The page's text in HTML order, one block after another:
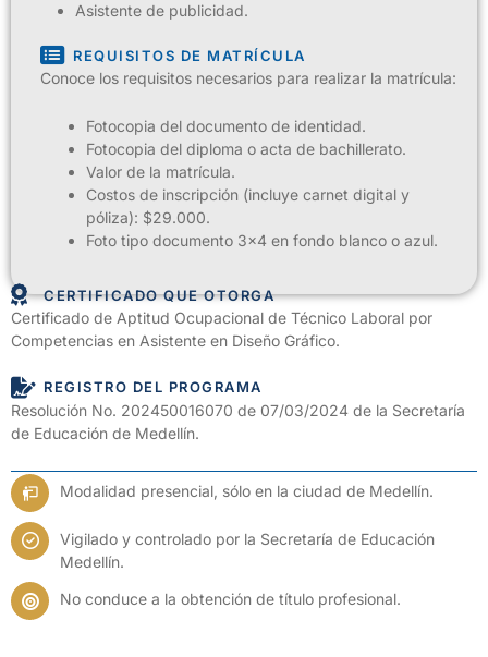
Asistente de publicidad.
REQUISITOS DE MATRÍCULA
Conoce los requisitos necesarios para realizar la matrícula:
Fotocopia del documento de identidad.
Fotocopia del diploma o acta de bachillerato.
Valor de la matrícula.
Costos de inscripción (incluye carnet digital y
póliza): $29.000.
Foto tipo documento 3×4 en fondo blanco o azul.
CERTIFICADO QUE OTORGA
Certificado de Aptitud Ocupacional de Técnico Laboral por
Competencias en Asistente en Diseño Gráfico.
REGISTRO DEL PROGRAMA
Resolución No. 202450016070 de 07/03/2024 de la Secretaría
de Educación de Medellín.
Modalidad presencial, sólo en la ciudad de Medellín.
Vigilado y controlado por la Secretaría de Educación
Medellín.
No conduce a la obtención de título profesional.